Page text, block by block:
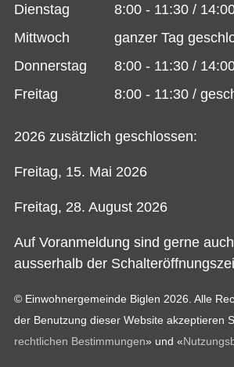
Dienstag
8:00 - 11:30 /
Mittwoch
ganzer Tag
Donnerstag
8:00 - 11:30 /
Freitag
8:00 - 11:30 /
2026 zusätzlich geschlossen:
Freitag, 15. Mai 2026
Freitag, 28. August 2026
Auf Voranmeldung sind gerne
ausserhalb der
© Einwohnergemeinde Biglen 2026. Alle
der Benutzung dieser Website akzeptieren
rechtlichen Bestimmungen» und «